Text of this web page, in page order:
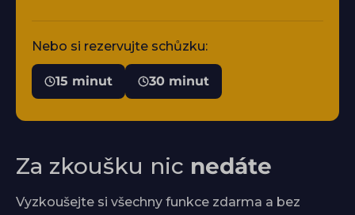
Nebo si rezervujte schůzku:
15 minut 30 minut
Za zkoušku nic nedáte
Vyzkoušejte si všechny funkce zdarma a bez